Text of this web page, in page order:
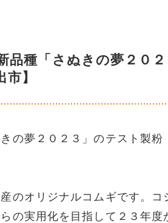
種「さぬきの夢２０２
】
の夢２０２３」のテスト製粉
のオリジナルコムギです。コ
の実用化を目指して２３年度